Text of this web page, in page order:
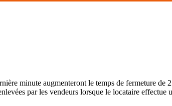
minute augmenteront le temps de fermeture de
par les vendeurs lorsque le locataire effectue